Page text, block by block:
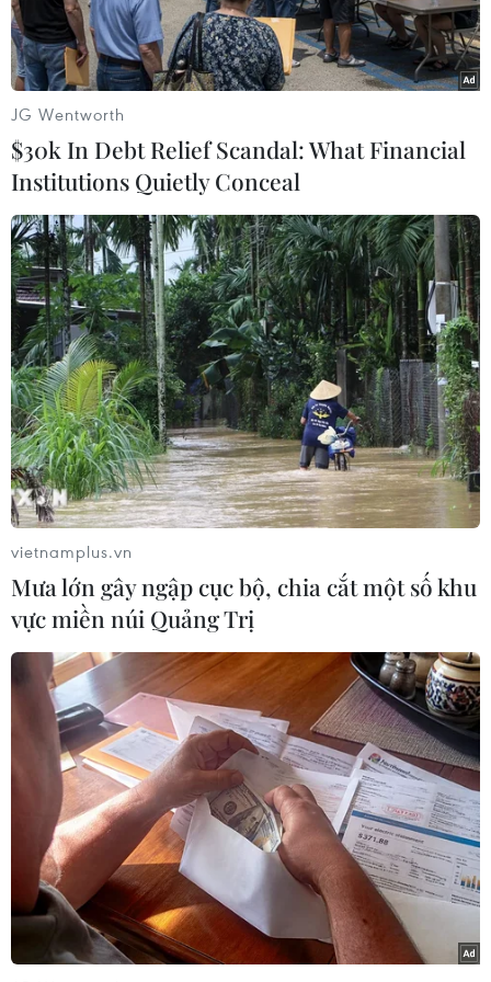
mới.
Gỏi cá hồi hương vị càphê đốt. (Ảnh: CTV/Vietnam+)
Chuỗi chương trình ẩm thực thương hiệu
Mövenpick sẽ tiếp tục đưa thực khách khám
phá hương vị càphê qua những biến thể thú vị
trong thực đơn thượng hạng gồm 7 món ăn đặc
phục vụ tại nhà hàng Mangosteen, Mövenpick
Hà Nội từ ngày 01/03-30/4.
những nghệ sỹ ẩm thực tài năng đã có 50 năm
kinh nghiệm trong lĩnh vực pha chế càphê
thượng hạng sáng tạo nên bao gồm các món:
Nem cuốn tôm xốt càphê espresso ủ lạnh; Gỏi cá
hồi hương vị càphê đốt; Poke cá ngừ quả bơ
dùng kèm xốt càphê espresso; Thăn cừu áp chảo
tẩm thảo mộc và càphê; Thăn bò và thịt viên
tẩm càphê espresso; Lườn gà om ăn kèm xốt
càphê; Bánh ngàn lớp vị càphê. Mỗi món ăn sẽ
góp phần tạo nên trải nghiệm đầy sắc vị.
JG Wentworth
$30k In Debt Relief Scandal: What Financial
Institutions Quietly Conceal
vietnamplus.vn
Mưa lớn gây ngập cục bộ, chia cắt một số khu
vực miền núi Quảng Trị